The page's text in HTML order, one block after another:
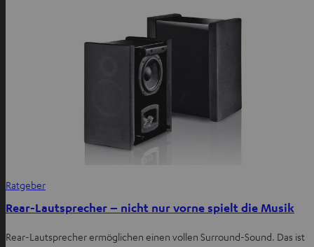
Ratgeber
Rear-Lautsprecher – nicht nur vorne spielt die Musik
Rear-Lautsprecher ermöglichen einen vollen Surround-Sound. Das ist